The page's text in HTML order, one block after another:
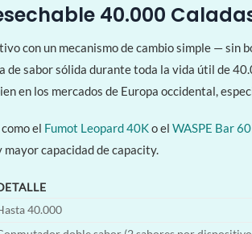
40.000
con un mecanismo de cambio simple —
de sabor sólida durante toda la vida útil de
en los mercados de Europa occidental,
el Fumot Leopard 40Ko el WASPE Bar
capacidad de capacity.
40.000